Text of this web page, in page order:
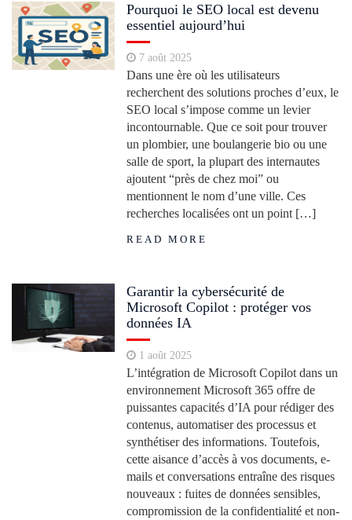
Pourquoi le SEO local est devenu
essentiel aujourd’hui
7 août 2025
Dans une ère où les utilisateurs
recherchent des solutions proches d’eux, le
SEO local s’impose comme un levier
incontournable. Que ce soit pour trouver
un plombier, une boulangerie bio ou une
salle de sport, la plupart des internautes
ajoutent “près de chez moi” ou
mentionnent le nom d’une ville. Ces
recherches localisées ont un point […]
READ MORE
Garantir la cybersécurité de
Microsoft Copilot : protéger vos
données IA
1 août 2025
L’intégration de Microsoft Copilot dans un
environnement Microsoft 365 offre de
puissantes capacités d’IA pour rédiger des
contenus, automatiser des processus et
synthétiser des informations. Toutefois,
cette aisance d’accès à vos documents, e-
mails et conversations entraîne des risques
nouveaux : fuites de données sensibles,
compromission de la confidentialité et non-